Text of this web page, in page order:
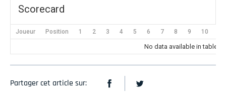
Scorecard
Joueur Position 1 2 3 4 5 6 7 8 9 10
No data available in table
Partager cet article sur: